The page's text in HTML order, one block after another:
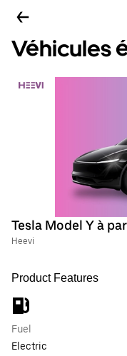
Véhicules
Tesla Model Y à
Heevi
Product Features
Fuel
Electric